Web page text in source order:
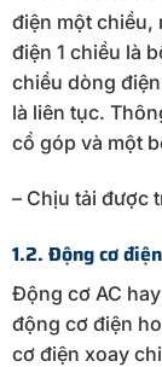
điện một chiều,
điện 1 chiều là
chiều dòng
là liên tục.
cổ góp và một
– Chịu tải được
1.2. Động cơ
Động cơ AC
động cơ điện
cơ điện xoay